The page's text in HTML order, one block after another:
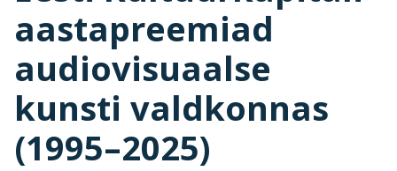
aastapreemiad
audiovisuaalse
kunsti valdkonnas
(1995–2025)